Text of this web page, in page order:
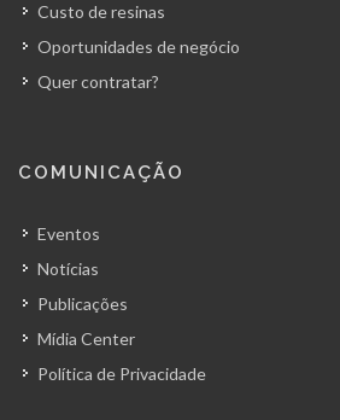
Custo de resinas
Oportunidades de negócio
Quer contratar?
COMUNICAÇÃO
Eventos
Notícias
Publicações
Mídia Center
Política de Privacidade